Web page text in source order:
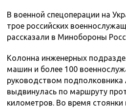
В военной спецоперации на
трое российских
рассказали в Минобороны
Колонна инженерных
машин и более 100
руководством
выдвинулась по маршруту
километров. Во время